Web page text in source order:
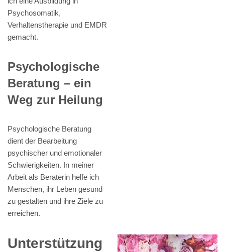
Psychosomatik,
Verhaltenstherapie und EMDR
gemacht.
Psychologische
Beratung – ein
Weg zur Heilung
Psychologische Beratung
dient der Bearbeitung
psychischer und emotionaler
Schwierigkeiten. In meiner
Arbeit als Beraterin helfe ich
Menschen, ihr Leben gesund
zu gestalten und ihre Ziele zu
erreichen.
Unterstützung